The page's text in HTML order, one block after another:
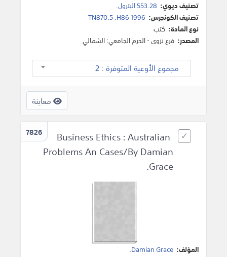
تصنيف ديوي: 553.28 البترول.
تصنيف الكونجرس: TN870.5 .H86 1996
نوع المادة: كتب
المصدر: فرع نزوى - الحرم الجامعي: الشمالي
مجموع الأوعية المتوفرة : 2
معاينة
7826
Business Ethics : Australian
Problems An Cases/By Damian
Grace.
المؤلف: Damian Grace
.